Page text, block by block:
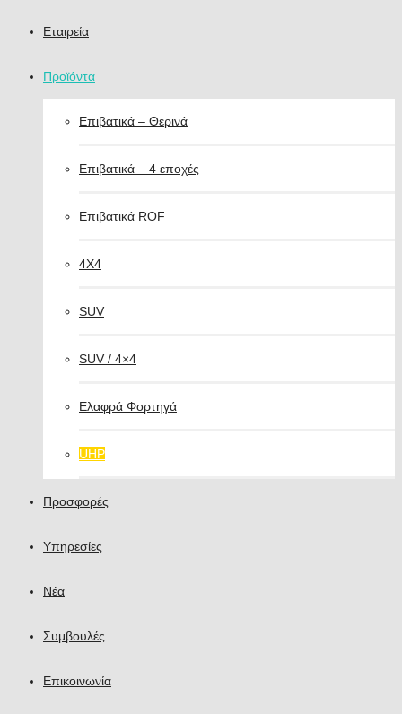
Εταιρεία
Προϊόντα
Επιβατικά – Θερινά
Επιβατικά – 4 εποχές
Επιβατικά ROF
4X4
SUV
SUV / 4×4
Ελαφρά Φορτηγά
UHP
Προσφορές
Υπηρεσίες
Νέα
Συμβουλές
Επικοινωνία